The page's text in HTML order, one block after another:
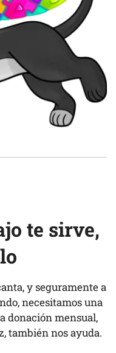
te sirve,
y seguramente a
necesitamos una
donación mensual,
también nos ayuda.